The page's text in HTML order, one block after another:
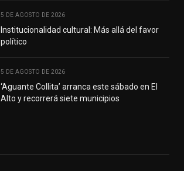
5 DE AGOSTO DE 2026
Institucionalidad cultural: Más allá del favor
político
5 DE AGOSTO DE 2026
‘Aguante Collita’ arranca este sábado en El
Alto y recorrerá siete municipios